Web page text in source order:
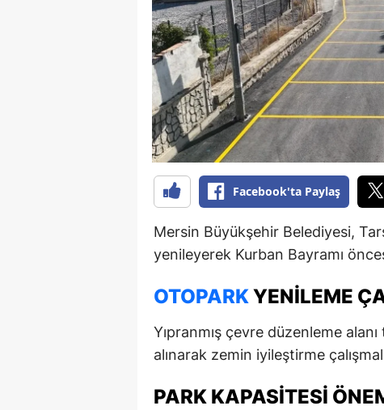
Bitlis
Bolu
Bursa
Facebook'ta Paylaş
Mersin Büyükşehir Belediyesi,
yenileyerek Kurban Bayramı
OTOPARKYENILEME
Yıpranmış çevre düzenleme
alınarak zemin iyileştirme
PARK KAPASITESI